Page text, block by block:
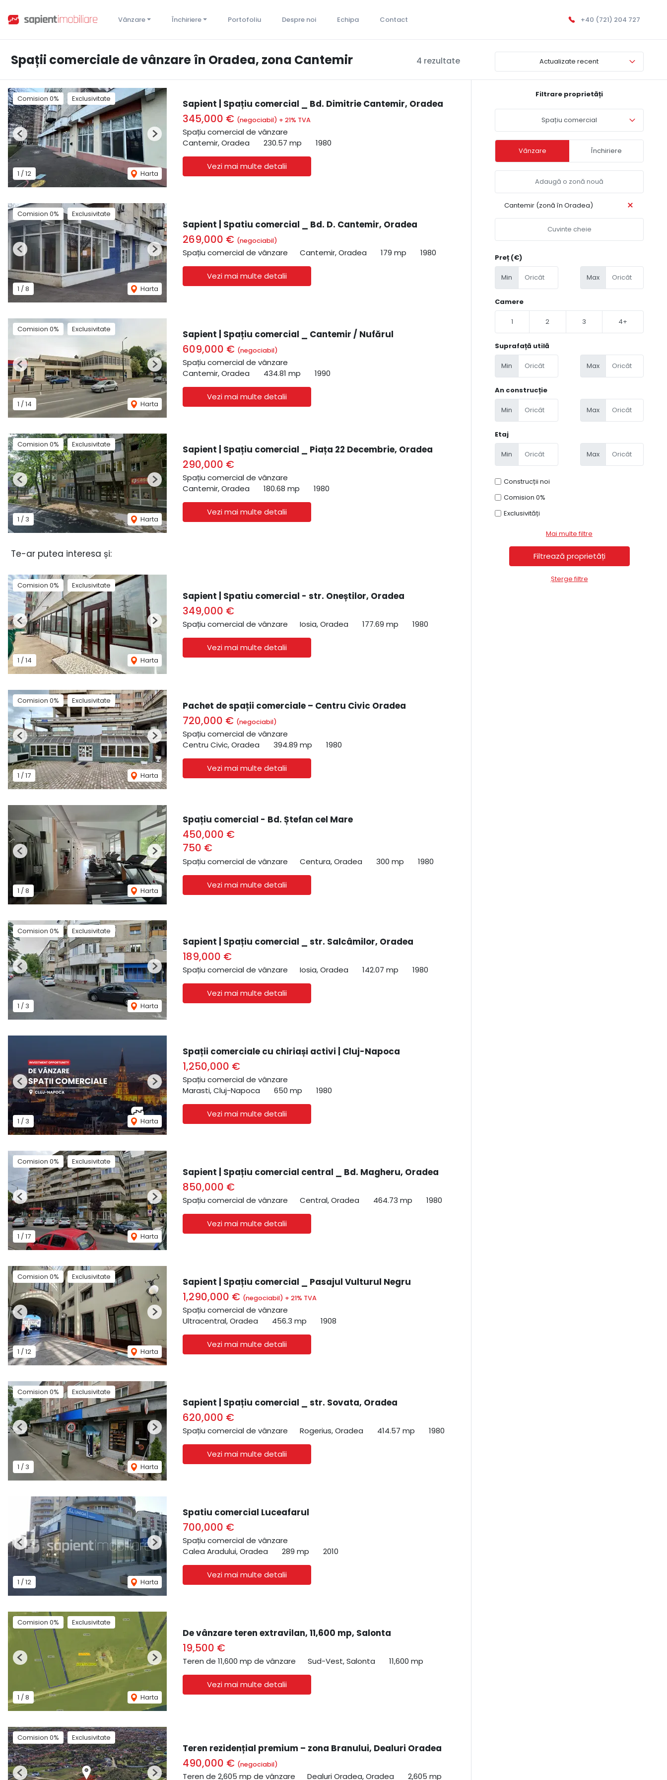
Vânzare Închiriere Portofoliu Despre noi Echipa Contact +40 (721) 204 727
4 rezultate
Spații comerciale de vânzare în Oradea, zona Cantemir Actualizate recent
Comision 0% Exclusivitate
1 /12 Harta
Previous Next
Sapient | Spațiu comercial _ Bd. Dimitrie Cantemir, Oradea
345,000 € (negociabil) + 21% TVA
Spațiu comercial de vânzare
Cantemir, Oradea
230.57 mp 1980
Vezi mai multe detalii
Comision 0% Exclusivitate
1 /8 Harta
Previous Next
Sapient | Spatiu comercial _ Bd. D. Cantemir, Oradea
269,000 € (negociabil)
Spațiu comercial de vânzare Cantemir, Oradea 179 mp 1980
Vezi mai multe detalii
Comision 0% Exclusivitate
1 /14 Harta
Previous Next
Sapient | Spațiu comercial _ Cantemir / Nufărul
609,000 € (negociabil)
Spațiu comercial de vânzare
Cantemir, Oradea
434.81 mp 1990
Vezi mai multe detalii
Comision 0% Exclusivitate
1 / 3 Harta
Previous Next
Sapient | Spațiu comercial _ Piața 22 Decembrie, Oradea
290,000 €
Spațiu comercial de vânzare
Cantemir, Oradea
180.68 mp 1980
Vezi mai multe detalii
Te-ar putea interesa și:
Comision 0% Exclusivitate
1 /14 Harta
Previous Next
Sapient | Spatiu comercial - str. Oneștilor, Oradea
349,000 €
Spațiu comercial de vânzare Iosia, Oradea 177.69 mp 1980
Vezi mai multe detalii
Comision 0% Exclusivitate
1 /17 Harta
Previous Next
Pachet de spații comerciale – Centru Civic Oradea
720,000 € (negociabil)
Spațiu comercial de vânzare
Centru Civic, Oradea
394.89 mp 1980
Vezi mai multe detalii
1 /8 Harta
Previous Next
Spațiu comercial - Bd. Ștefan cel Mare
450,000 €
750 €
Spațiu comercial de vânzare Centura, Oradea 300 mp 1980
Vezi mai multe detalii
Comision 0% Exclusivitate
1 / 3 Harta
Previous Next
Sapient | Spațiu comercial _ str. Salcâmilor, Oradea
189,000 €
Spațiu comercial de vânzare Iosia, Oradea 142.07 mp 1980
Vezi mai multe detalii
1 / 3 Harta
Previous Next
Spații comerciale cu chiriași activi | Cluj-Napoca
1,250,000 €
Spațiu comercial de vânzare
Marasti, Cluj-Napoca
650 mp 1980
Vezi mai multe detalii
Comision 0% Exclusivitate
1 /17 Harta
Previous Next
Sapient | Spațiu comercial central _ Bd. Magheru, Oradea
850,000 €
Spațiu comercial de vânzare Central, Oradea 464.73 mp 1980
Vezi mai multe detalii
Comision 0% Exclusivitate
1 /12 Harta
Previous Next
Sapient | Spațiu comercial _ Pasajul Vulturul Negru
1,290,000 € (negociabil) + 21% TVA
Spațiu comercial de vânzare
Ultracentral, Oradea
456.3 mp 1908
Vezi mai multe detalii
Comision 0% Exclusivitate
1 / 3 Harta
Previous Next
Sapient | Spațiu comercial _ str. Sovata, Oradea
620,000 €
Spațiu comercial de vânzare Rogerius, Oradea 414.57 mp 1980
Vezi mai multe detalii
1 /12 Harta
Previous Next
Spatiu comercial Luceafarul
700,000 €
Spațiu comercial de vânzare
Calea Aradului, Oradea
289 mp 2010
Vezi mai multe detalii
Comision 0% Exclusivitate
1 /8 Harta
Previous Next
De vânzare teren extravilan, 11,600 mp, Salonta
19,500 €
Teren de 11,600 mp de vânzare Sud-Vest, Salonta 11,600 mp
Vezi mai multe detalii
Comision 0% Exclusivitate
Previous Next
Teren rezidențial premium – zona Branului, Dealuri Oradea
490,000 € (negociabil)
Teren de 2,605 mp de vânzare Dealuri Oradea, Oradea 2,605 mp
Filtrare proprietăți
Spațiu comercial
Vânzare Închiriere
Cantemir (zonă în Oradea)
Preț (€)
Min Max
Camere
1 2 3 4+
Suprafață utilă
Min Max
An construcție
Min Max
Etaj
Min Max
Construcții noi
Comision 0%
Exclusivități
Mai multe filtre
Șterge filtre